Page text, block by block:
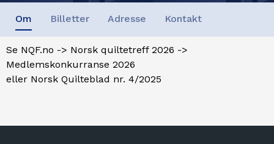
Om Billetter Adresse Kontakt
Se NQF.no -> Norsk quiltetreff 2026 ->
Medlemskonkurranse 2026
eller Norsk Quilteblad nr. 4/2025